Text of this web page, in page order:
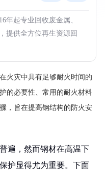
年起专业回收废金属、
提供全方位再生资源回
火灾中具有足够耐火时间的
的必要性、常用的耐火材料
，旨在提高钢结构的防火安
遍，然而钢材在高温下
护显得尤为重要。下面